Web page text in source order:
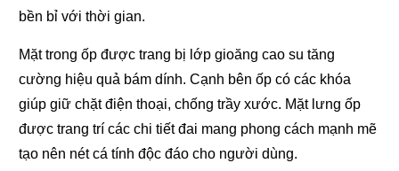
bền bỉ với thời gian.
Mặt trong ốp được trang bị lớp gioăng cao su tăng
cường hiệu quả bám dính. Cạnh bên ốp có các khóa
giúp giữ chặt điện thoại, chống trầy xước. Mặt lưng ốp
được trang trí các chi tiết đai mang phong cách mạnh mẽ
tạo nên nét cá tính độc đáo cho người dùng.